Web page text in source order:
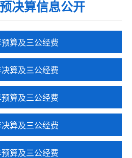
决算信息公开
预算及三公经费
决算及三公经费
预算及三公经费
决算及三公经费
预算及三公经费